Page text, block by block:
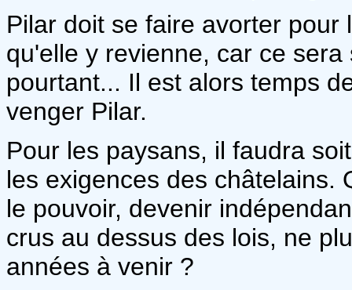
Pilar doit se faire avorter
qu'elle y revienne, car ce
pourtant... Il est alors temps
venger Pilar.
Pour les paysans, il faudra
les exigences des châtelains.
le pouvoir, devenir
crus au dessus des lois, ne
années à venir ?